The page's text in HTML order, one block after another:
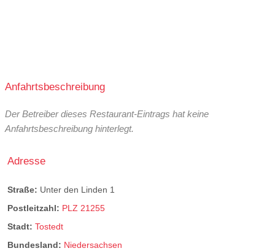
Anfahrtsbeschreibung
Der Betreiber dieses Restaurant-Eintrags hat keine
Anfahrtsbeschreibung hinterlegt.
Adresse
Straße: Unter den Linden 1
Postleitzahl: PLZ 21255
Stadt: Tostedt
Bundesland: Niedersachsen